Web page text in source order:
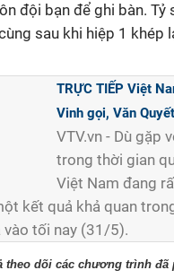
đội bạn để ghi bàn. Tỷ
sau khi hiệp 1 khép
TRỰC TIẾP Việt
Vinh gọi, Văn
VTV.vn - Dù gặp
trong thời gian
Việt Nam đang
kết quả khả quan
vào tối nay (31/5).
theo dõi các chương trình đã